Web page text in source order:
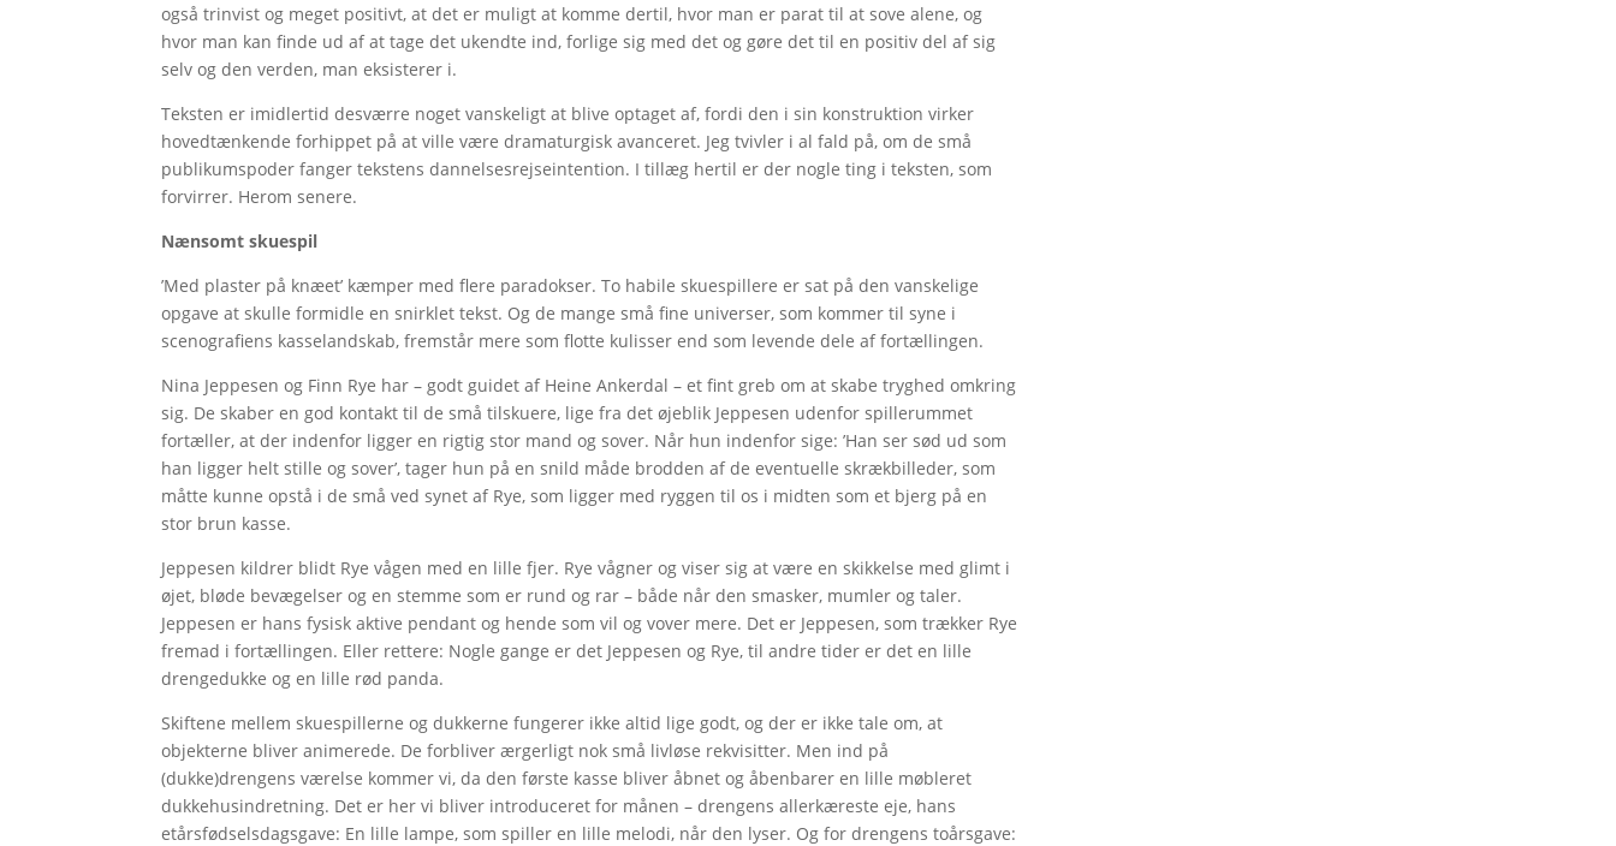
også trinvist og meget positivt, at det er muligt at komme dertil, hvor man er parat til at sove alene, og
hvor man kan finde ud af at tage det ukendte ind, forlige sig med det og gøre det til en positiv del af sig
selv og den verden, man eksisterer i.
Teksten er imidlertid desværre noget vanskeligt at blive optaget af, fordi den i sin konstruktion virker
hovedtænkende forhippet på at ville være dramaturgisk avanceret. Jeg tvivler i al fald på, om de små
publikumspoder fanger tekstens dannelsesrejseintention. I tillæg hertil er der nogle ting i teksten, som
forvirrer. Herom senere.
Nænsomt skuespil
’Med plaster på knæet’ kæmper med flere paradokser. To habile skuespillere er sat på den vanskelige
opgave at skulle formidle en snirklet tekst. Og de mange små fine universer, som kommer til syne i
scenografiens kasselandskab, fremstår mere som flotte kulisser end som levende dele af fortællingen.
Nina Jeppesen og Finn Rye har – godt guidet af Heine Ankerdal – et fint greb om at skabe tryghed omkring
sig. De skaber en god kontakt til de små tilskuere, lige fra det øjeblik Jeppesen udenfor spillerummet
fortæller, at der indenfor ligger en rigtig stor mand og sover. Når hun indenfor sige: ’Han ser sød ud som
han ligger helt stille og sover’, tager hun på en snild måde brodden af de eventuelle skrækbilleder, som
måtte kunne opstå i de små ved synet af Rye, som ligger med ryggen til os i midten som et bjerg på en
stor brun kasse.
Jeppesen kildrer blidt Rye vågen med en lille fjer. Rye vågner og viser sig at være en skikkelse med glimt i
øjet, bløde bevægelser og en stemme som er rund og rar – både når den smasker, mumler og taler.
Jeppesen er hans fysisk aktive pendant og hende som vil og vover mere. Det er Jeppesen, som trækker Rye
fremad i fortællingen. Eller rettere: Nogle gange er det Jeppesen og Rye, til andre tider er det en lille
drengedukke og en lille rød panda.
Skiftene mellem skuespillerne og dukkerne fungerer ikke altid lige godt, og der er ikke tale om, at
objekterne bliver animerede. De forbliver ærgerligt nok små livløse rekvisitter. Men ind på
(dukke)drengens værelse kommer vi, da den første kasse bliver åbnet og åbenbarer en lille møbleret
dukkehusindretning. Det er her vi bliver introduceret for månen – drengens allerkæreste eje, hans
etårsfødselsdagsgave: En lille lampe, som spiller en lille melodi, når den lyser. Og for drengens toårsgave: